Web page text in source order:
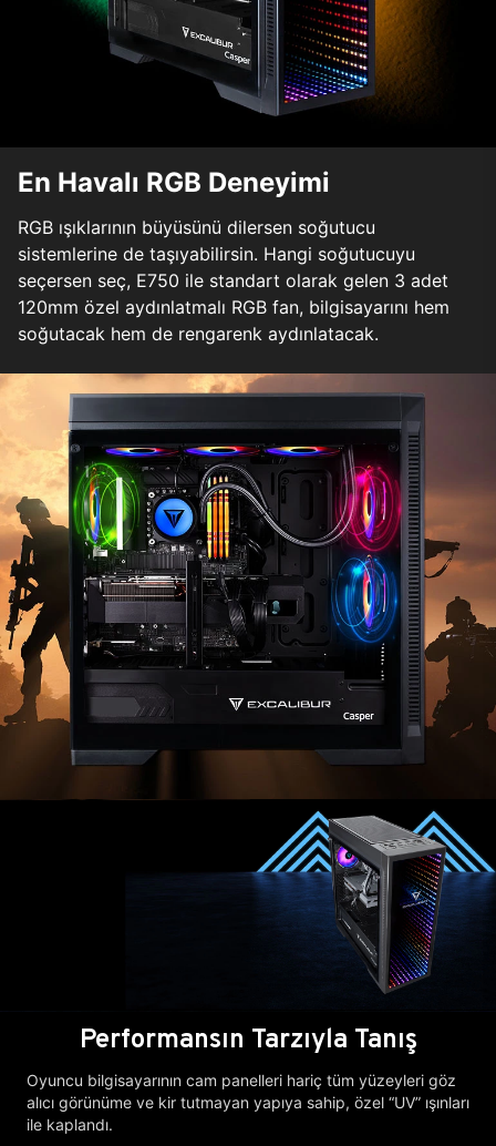
En Havalı RGB Deneyimi
RGB ışıklarının büyüsünü dilersen soğutucu
sistemlerine de taşıyabilirsin. Hangi soğutucuyu
seçersen seç, E750 ile standart olarak gelen 3 adet
120mm özel aydınlatmalı RGB fan, bilgisayarını hem
soğutacak hem de rengarenk aydınlatacak.
Performansın Tarzıyla Tanış
Oyuncu bilgisayarının cam panelleri hariç tüm yüzeyleri göz
alıcı görünüme ve kir tutmayan yapıya sahip, özel “UV” ışınları
ile kaplandı.